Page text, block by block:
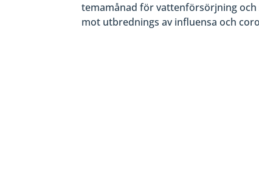
temamånad för vattenförsörjning
mot utbrednings av influensa och